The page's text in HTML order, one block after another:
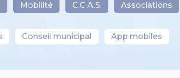
Mobilité C.C.A.S. Associations
Conseil municipal App mobiles